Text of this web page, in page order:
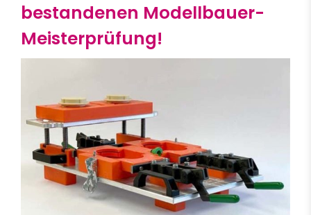
bestandenen Modellbauer-
Meisterprüfung!